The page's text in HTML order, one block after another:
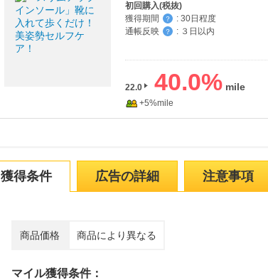
初回購入(税抜)
獲得期間
？ : 30日程度
通帳反映
？ : ３日以内
22.0 40.0%
+5%mile
獲得条件 広告の詳細 注意事項
商品価格 商品により異なる
マイル獲得条件：